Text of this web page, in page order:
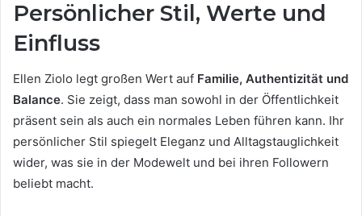
Persönlicher Stil, Werte und
Einfluss
Ellen Ziolo legt großen Wert auf Familie, Authentizität und
Balance. Sie zeigt, dass man sowohl in der Öffentlichkeit
präsent sein als auch ein normales Leben führen kann. Ihr
persönlicher Stil spiegelt Eleganz und Alltagstauglichkeit
wider, was sie in der Modewelt und bei ihren Followern
beliebt macht.